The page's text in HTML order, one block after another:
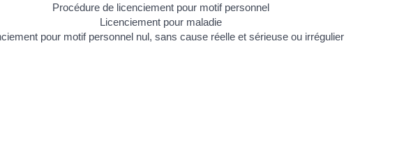
Procédure de licenciement pour motif personnel
Licenciement pour maladie
pour motif personnel nul, sans cause réelle et sérieuse ou irrégulier